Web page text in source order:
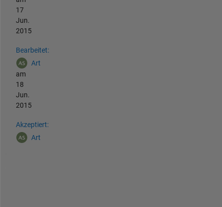
17
Jun.
2015
Bearbeitet:
Art
am
18
Jun.
2015
Akzeptiert:
Art